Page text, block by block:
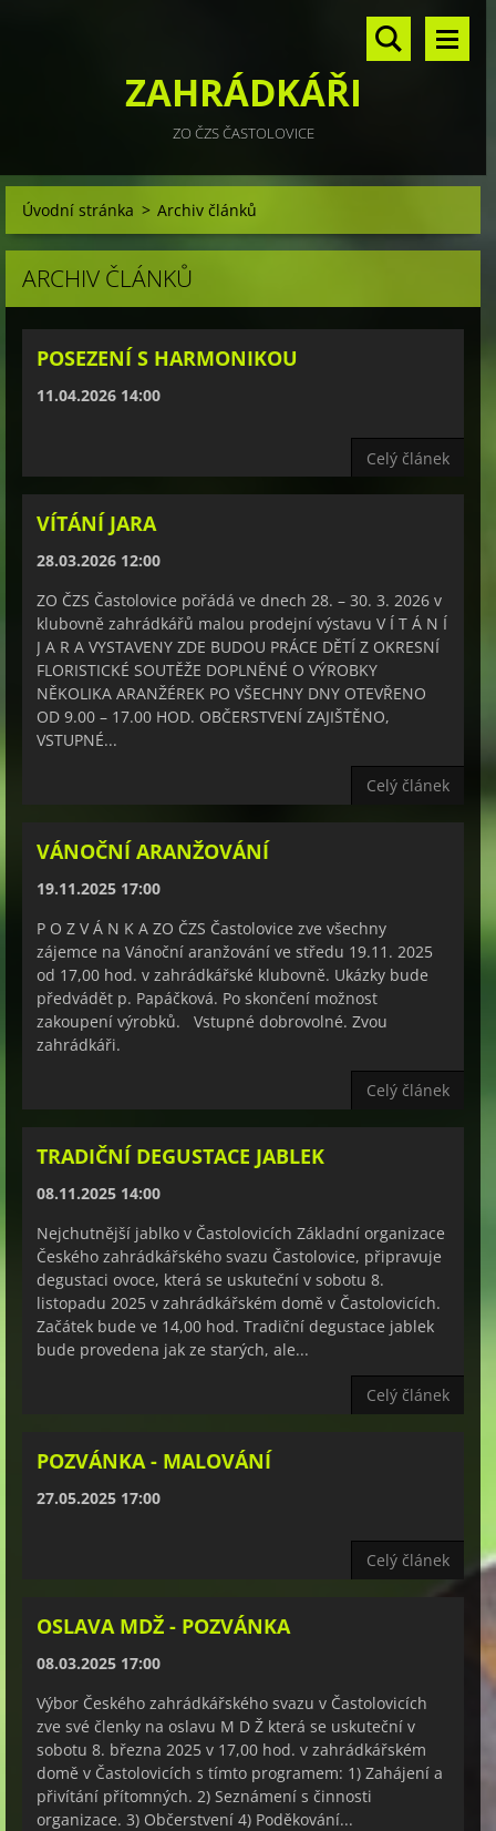
ZAHRÁDKÁŘI
ZO ČZS ČASTOLOVICE
Úvodní stránka > Archiv článků
ARCHIV ČLÁNKŮ
POSEZENÍ S HARMONIKOU
11.04.2026 14:00
Celý článek
VÍTÁNÍ JARA
28.03.2026 12:00
ZO ČZS Častolovice pořádá ve dnech 28. – 30. 3. 2026 v
klubovně zahrádkářů malou prodejní výstavu V Í T Á N Í
J A R A VYSTAVENY ZDE BUDOU PRÁCE DĚTÍ Z OKRESNÍ
FLORISTICKÉ SOUTĚŽE DOPLNĚNÉ O VÝROBKY
NĚKOLIKA ARANŽÉREK PO VŠECHNY DNY OTEVŘENO
OD 9.00 – 17.00 HOD. OBČERSTVENÍ ZAJIŠTĚNO,
VSTUPNÉ...
Celý článek
VÁNOČNÍ ARANŽOVÁNÍ
19.11.2025 17:00
P O Z V Á N K A ZO ČZS Častolovice zve všechny
zájemce na Vánoční aranžování ve středu 19.11. 2025
od 17,00 hod. v zahrádkářské klubovně. Ukázky bude
předvádět p. Papáčková. Po skončení možnost
zakoupení výrobků. Vstupné dobrovolné. Zvou
zahrádkáři.
Celý článek
TRADIČNÍ DEGUSTACE JABLEK
08.11.2025 14:00
Nejchutnější jablko v Častolovicích Základní organizace
Českého zahrádkářského svazu Častolovice, připravuje
degustaci ovoce, která se uskuteční v sobotu 8.
listopadu 2025 v zahrádkářském domě v Častolovicích.
Začátek bude ve 14,00 hod. Tradiční degustace jablek
bude provedena jak ze starých, ale...
Celý článek
POZVÁNKA - MALOVÁNÍ
27.05.2025 17:00
Celý článek
OSLAVA MDŽ - POZVÁNKA
08.03.2025 17:00
Výbor Českého zahrádkářského svazu v Častolovicích
zve své členky na oslavu M D Ž která se uskuteční v
sobotu 8. března 2025 v 17,00 hod. v zahrádkářském
domě v Častolovicích s tímto programem: 1) Zahájení a
přivítání přítomných. 2) Seznámení s činnosti
organizace. 3) Občerstvení 4) Poděkování...